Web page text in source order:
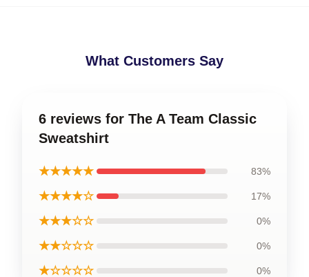
What Customers Say
6 reviews for The A Team Classic
Sweatshirt
★★★★★ 83%
★★★★☆ 17%
★★★☆☆ 0%
★★☆☆☆ 0%
★☆☆☆☆ 0%